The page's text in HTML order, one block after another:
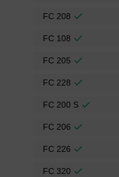
FC 208
FC 108
FC 205
FC 228
FC 200 S
FC 206
FC 226
FC 320